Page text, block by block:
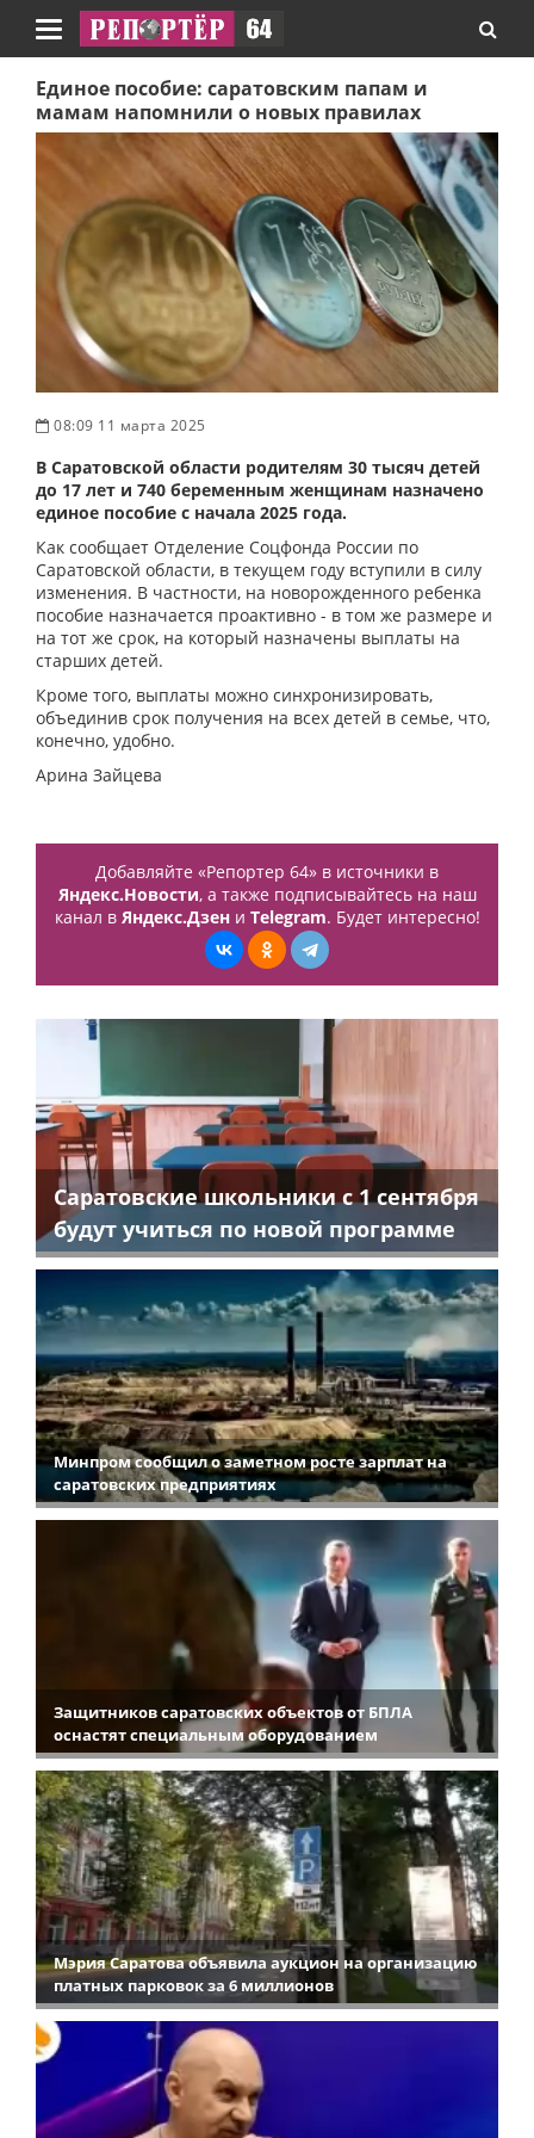
Навигация
Единое пособие: саратовским папам и
мамам напомнили о новых правилах
08:09 11 марта 2025
В Саратовской области родителям 30 тысяч детей
до 17 лет и 740 беременным женщинам назначено
единое пособие с начала 2025 года.
Как сообщает Отделение Соцфонда России по
Саратовской области, в текущем году вступили в силу
изменения. В частности, на новорожденного ребенка
пособие назначается проактивно - в том же размере и
на тот же срок, на который назначены выплаты на
старших детей.
Кроме того, выплаты можно синхронизировать,
объединив срок получения на всех детей в семье, что,
конечно, удобно.
Арина Зайцева
Добавляйте «Репортер 64» в источники в
Яндекс.Новости, а также подписывайтесь на наш
канал в Яндекс.Дзени Telegram. Будет интересно!
Саратовские школьники с 1 сентября
будут учиться по новой программе
Минпром сообщил о заметном росте зарплат на
саратовских предприятиях
Защитников саратовских объектов от БПЛА
оснастят специальным оборудованием
Мэрия Саратова объявила аукцион на организацию
платных парковок за 6 миллионов